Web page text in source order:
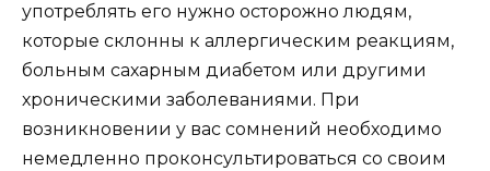
употреблять его нужно осторожно людям,
которые склонны к аллергическим реакциям,
больным сахарным диабетом или другими
хроническими заболеваниями. При
возникновении у вас сомнений необходимо
немедленно проконсультироваться со своим